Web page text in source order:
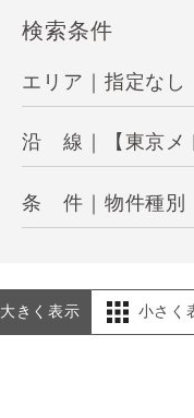
検索条件
エリア｜指定なし
沿 線｜【東京メ
条 件｜物件種別
大きく表示 小さく